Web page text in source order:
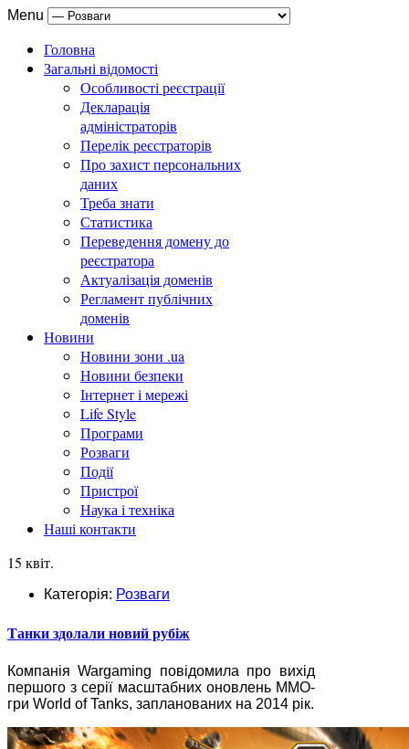
Menu
Головна
Загальні відомості
Особливості реєстрації
Декларація
адміністраторів
Перелік реєстраторів
Про захист персональних
даних
Треба знати
Статистика
Переведення домену до
реєстратора
Актуалізація доменів
Регламент публічних
доменів
Новини
Новини зони .ua
Новини безпеки
Інтернет і мережі
Life Style
Програми
Розваги
Події
Пристрої
Наука і техніка
Наші контакти
15 квіт.
Категорія: Розваги
Танки здолали новий рубіж
Компанія Wargaming повідомила про вихід
першого з серії масштабних оновлень ММО-
гри World of Tanks, запланованих на 2014 рік.